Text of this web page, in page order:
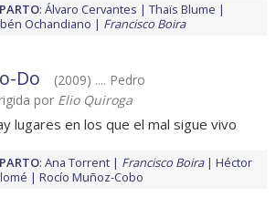
: Álvaro Cervantes
Thaïs Blume
Ochandiano
Francisco Boira
Do
(2009) .... Pedro
por Elio Quiroga
lugares en los que el mal sigue vivo
: Ana Torrent Francisco Boira
Héctor
Rocío Muñoz-Cobo